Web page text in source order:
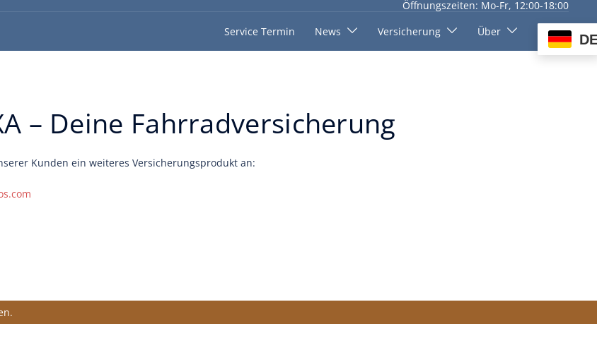
Öffnungszeiten: Mo-Fr, 12:00-18:00
Service Termin
News Versicherung Über
– Deine Fahrradversicherung
Kunden ein weiteres Versicherungsprodukt an: